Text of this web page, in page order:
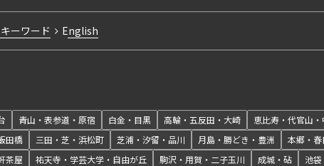
ーワード English
青山・表参道・原宿 白金・目黒 高輪・五反田・大崎 恵比寿・代官山
田橋 三田・芝・浜松町 芝浦・汐留・品川 月島・勝どき・豊洲 本郷・
茶屋 祐天寺・学芸大学・自由が丘 駒沢・用賀・二子玉川 成城・砧 池